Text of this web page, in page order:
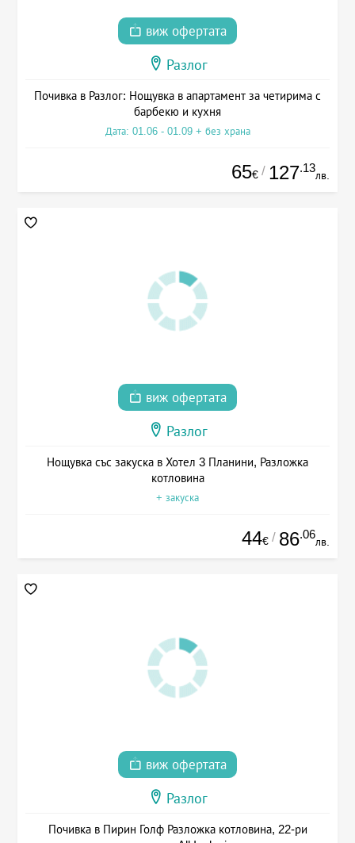
виж офертата
Разлог
Почивка в Разлог: Нощувка в апартамент за четирима с
барбекю и кухня
Дата: 01.06 - 01.09 + без храна
65€ / 127.13
лв.
виж офертата
Разлог
Нощувка със закуска в Хотел 3 Планини, Разложка
котловина
+ закуска
44€ / 86.06
лв.
виж офертата
Разлог
Почивка в Пирин Голф Разложка котловина, 22-ри